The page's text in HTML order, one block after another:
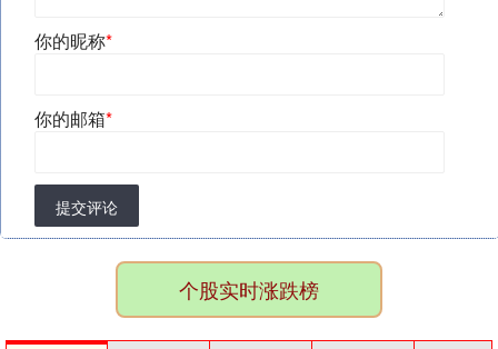
你的昵称*
你的邮箱*
提交评论
个股实时涨跌榜